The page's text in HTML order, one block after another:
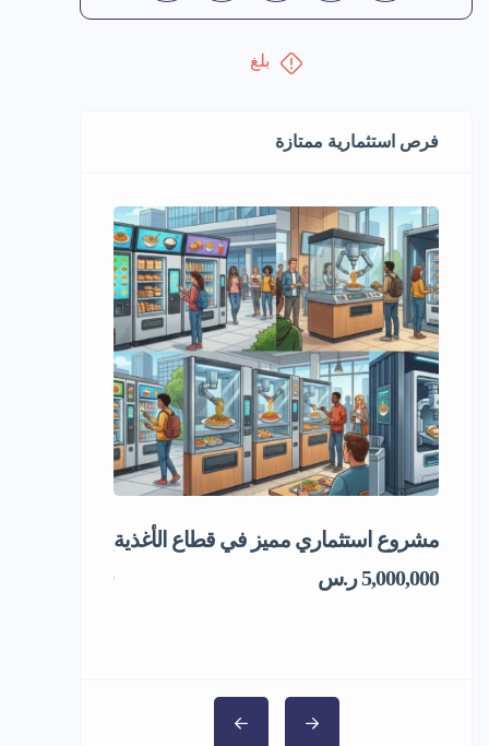
بلغ
فرص استثمارية ممتازة
مشروع استثماري مميز في قطاع الأغذية
5,000,000 ر.س